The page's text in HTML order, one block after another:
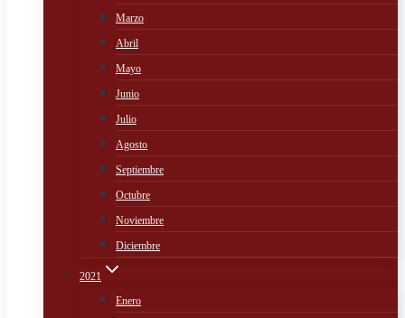
Marzo
Abril
Mayo
Junio
Julio
Agosto
Septiembre
Octubre
Noviembre
Diciembre
2021
Enero